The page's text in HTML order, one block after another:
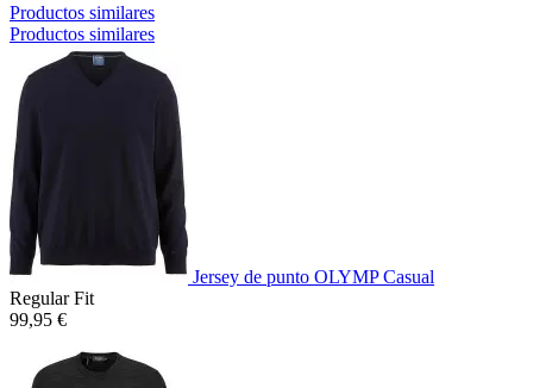
Productos similares
Productos similares
Jersey de punto OLYMP Casual
Regular Fit
99,95 €